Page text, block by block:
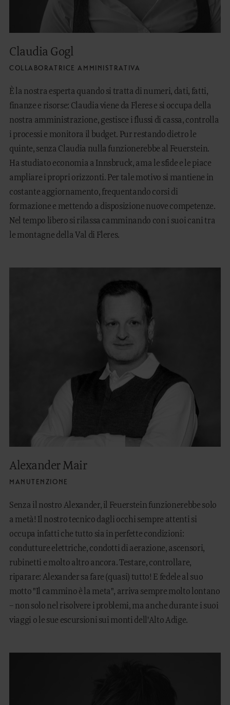
Claudia Gogl
COLLABORATRICE AMMINISTRATIVA
È la nostra esperta quando si tratta di numeri, dati, fatti,
finanze e risorse: Claudia viene da Fleres e si occupa della
nostra amministrazione, gestisce i flussi di cassa, controlla
i processi e monitora il budget. Pur restando dietro le
quinte, senza Claudia nulla funzionerebbe al Feuerstein.
Ha studiato economia a Innsbruck, ama le sfide e le piace
ampliare i propri orizzonti. Per tale motivo si mantiene in
costante aggiornamento, frequentando corsi di
formazione e mettendo a disposizione nuove competenze.
Nel tempo libero si rilassa camminando con i suoi cani tra
le montagne della Val di Fleres.
Alexander Mair
MANUTENZIONE
Senza il nostro Alexander, il Feuerstein funzionerebbe solo
a metà! Il nostro tecnico dagli occhi sempre attenti si
occupa infatti che tutto sia in perfette condizioni:
condutture elettriche, condotti di aerazione, ascensori,
rubinetti e molto altro ancora. Testare, controllare,
riparare: Alexander sa fare (quasi) tutto! E fedele al suo
motto "Il cammino è la meta", arriva sempre molto lontano
– non solo nel risolvere i problemi, ma anche durante i suoi
viaggi o le sue escursioni sui monti dell'Alto Adige.